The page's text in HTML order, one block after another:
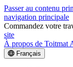
Passer au contenu
navigation principale
Commandez votre
site
À propos de Toitmat
Français